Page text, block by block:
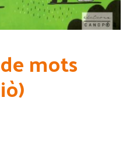
mots